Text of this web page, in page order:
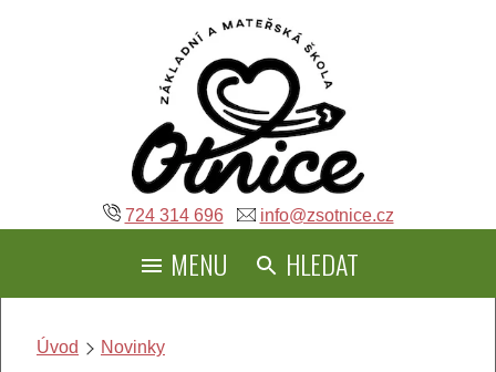
724 314 696 info@zsotnice.cz
MENU HLEDAT
Úvod
Novinky